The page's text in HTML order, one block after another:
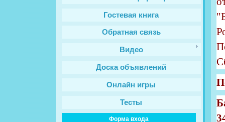
Гостевая книга
Обратная связь
Видео
Доска объявлений
Онлайн игры
Тесты
Форма входа